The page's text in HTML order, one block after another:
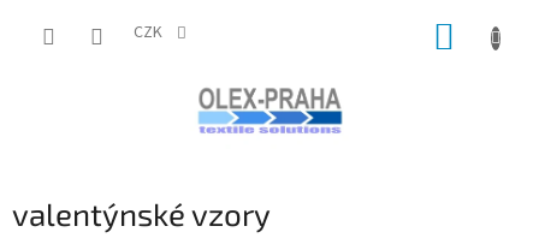
CZK
valentýnské vzory